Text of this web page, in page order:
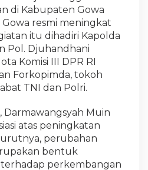
di Kabupaten Gowa
resmi meningkat
itu dihadiri Kapolda
Pol. Djuhandhani
Komisi III DPR RI
Forkopimda, tokoh
TNI dan Polri.
Darmawangsyah Muin
atas peningkatan
perubahan
bentuk
perkembangan